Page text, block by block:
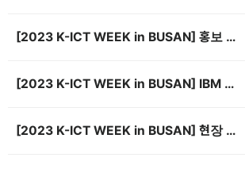
[2023 K-ICT WEEK in BUSAN] 홍보 마케팅 결과
[2023 K-ICT WEEK in BUSAN] IBM 퀸텀 개발자 자격증 프로그램 설명회
[2023 K-ICT WEEK in BUSAN] 현장 이벤트 안내